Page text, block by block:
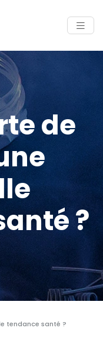
de
?
tendance santé ?